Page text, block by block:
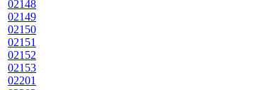
02148
02149
02150
02151
02152
02153
02201